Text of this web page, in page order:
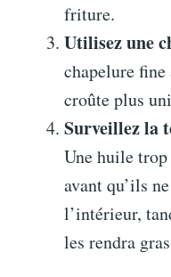
friture.
Utilisez une
chapelure
croûte plus
Surveillez la
Une huile
avant qu’ils
l’intérieur,
les rendra